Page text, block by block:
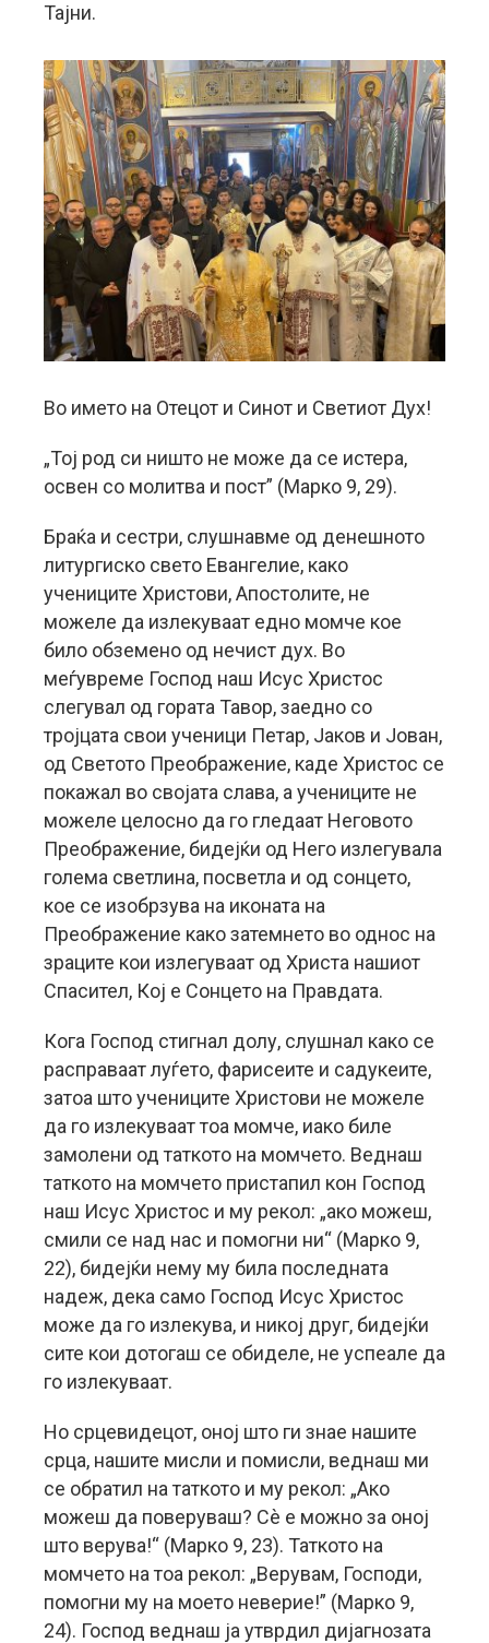
Тајни.
Во името на Отецот и Синот и Светиот Дух!
„Тој род си ништо не може да се истера,
освен со молитва и пост” (Марко 9, 29).
Браќа и сестри, слушнавме од денешното
литургиско свето Евангелие, како
учениците Христови, Апостолите, не
можеле да излекуваат едно момче кое
било обземено од нечист дух. Во
меѓувреме Господ наш Исус Христос
слегувал од гората Тавор, заедно со
тројцата свои ученици Петар, Јаков и Јован,
од Светото Преображение, каде Христос се
покажал во својата слава, а учениците не
можеле целосно да го гледаат Неговото
Преображение, бидејќи од Него излегувала
голема светлина, посветла и од сонцето,
кое се изобрзува на иконата на
Преображение како затемнето во однос на
зраците кои излегуваат од Христа нашиот
Спасител, Кој е Сонцето на Правдата.
Кога Господ стигнал долу, слушнал како се
расправаат луѓето, фарисеите и садукеите,
затоа што учениците Христови не можеле
да го излекуваат тоа момче, иако биле
замолени од таткото на момчето. Веднаш
таткото на момчето пристапил кон Господ
наш Исус Христос и му рекол: „ако можеш,
смили се над нас и помогни ни“ (Марко 9,
22), бидејќи нему му била последната
надеж, дека само Господ Исус Христос
може да го излекува, и никој друг, бидејќи
сите кои дотогаш се обиделе, не успеале да
го излекуваат.
Но срцевидецот, оној што ги знае нашите
срца, нашите мисли и помисли, веднаш ми
се обратил на таткото и му рекол: „Ако
можеш да поверуваш? Сè е можно за оној
што верува!“ (Марко 9, 23). Таткото на
момчето на тоа рекол: „Верувам, Господи,
помогни му на моето неверие!” (Марко 9,
24). Господ веднаш ја утврдил дијагнозата